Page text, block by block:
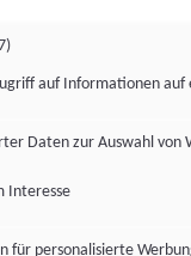
auf Informationen auf
Daten zur Auswahl von
Interesse
für personalisierte